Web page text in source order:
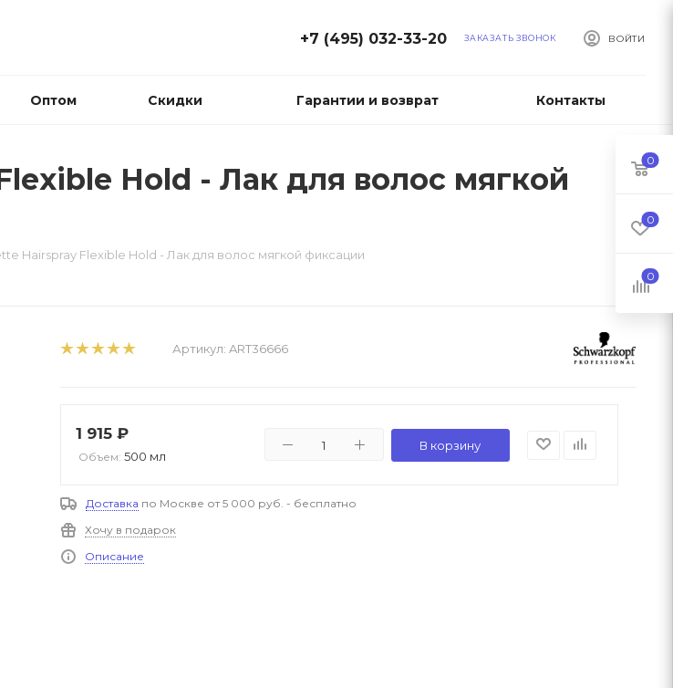
ВОЙТИ
+7 (495) 032-33-20 ЗАКАЗАТЬ ЗВОНОК
Оптом Скидки Гарантии и возврат Контакты
Hold - Лак для волос мягкой
Hairspray Flexible Hold - Лак для волос мягкой фиксации
Артикул: ART36666
1 915 ₽
Объем: 500 мл
В корзину
Доставка по Москве от 5 000 руб. - бесплатно
Хочу в подарок
Описание
0
0
0